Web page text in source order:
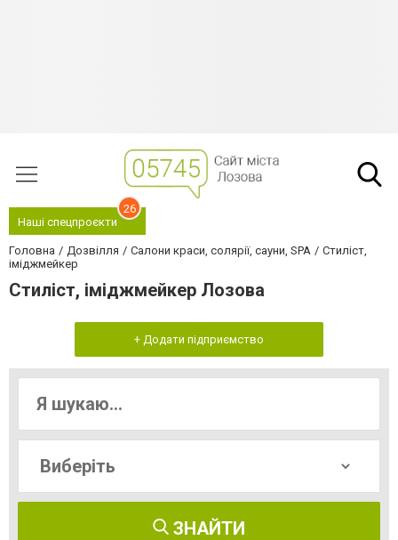
Наші спецпроєкти
26
Головна Дозвілля Салони краси, солярії, сауни, SPA
Стиліст,
іміджмейкер
Стиліст, іміджмейкер Лозова
+ Додати підприємство
ЗНАЙТИ